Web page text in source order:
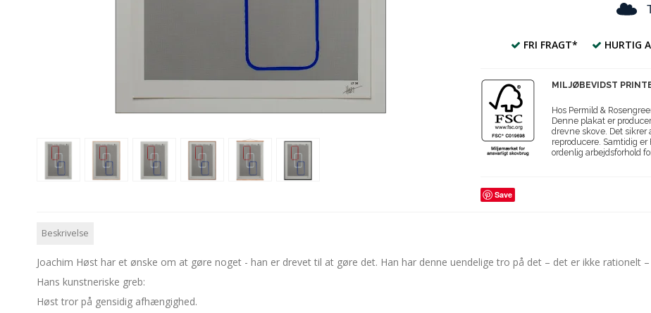
FRI FRAGT* HURTIG
MILJØBEVIDST
Hos Permild &
Denne plakat er
drevne skove. Det
reproducere. Samtidig
ordenlig arbejdsforhold
Save
Beskrivelse
Joachim Høst har et ønske om at gøre noget - han er drevet til at gøre det. Han har denne uendelige tro på det – det er ikke rationelt
Hans kunstneriske greb:
Høst tror på gensidig afhængighed.